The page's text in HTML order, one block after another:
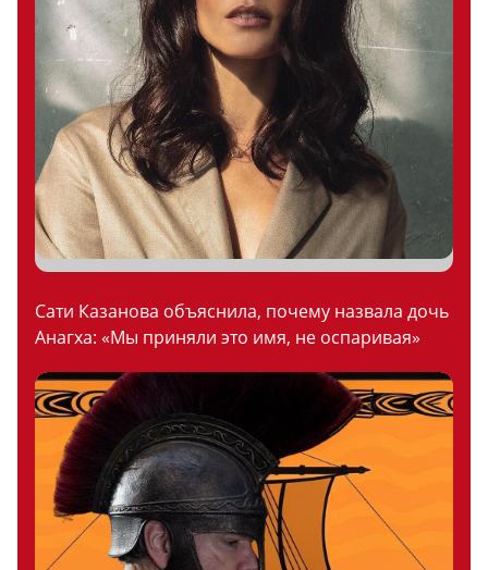
Сати Казанова объяснила, почему назвала дочь
Анагха: «Мы приняли это имя, не оспаривая»